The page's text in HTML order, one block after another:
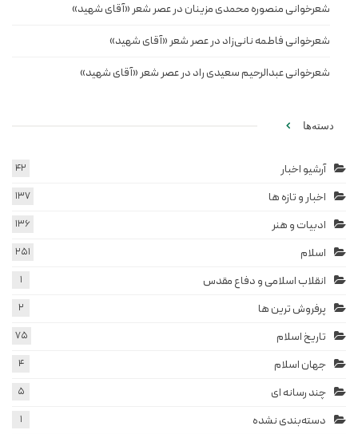
شعرخوانی منصوره محمدی مزینان در عصر شعر «آقای شهید»
شعرخوانی فاطمه نانی‌زاد در عصر شعر «آقای شهید»
شعرخوانی عبدالرحیم سعیدی راد در عصر شعر «آقای شهید»
دسته‌ها
آرشیو اخبار 42
اخبار و تازه ها 137
ادبیات و هنر 136
اسلام 251
انقلاب اسلامی و دفاع مقدس 1
پرفروش ترین ها 2
تاریخ اسلام 75
جهان اسلام 4
چند رسانه ای 5
دسته‌بندی نشده 1